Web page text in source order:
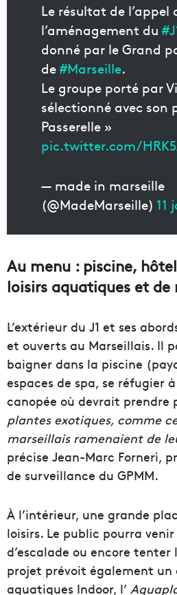
Le résultat de l’appel
l’aménagement du
donné par le Grand
de#Marseille.
Le groupe porté par
sélectionné avec son
Passerelle »
pic.twitter.com/
— made in marseille
(@MadeMarseille) 11
Au menu : piscine,
loisirs aquatiques et
L’extérieur du J1 et ses
et ouverts au Marseillais. Il
baigner dans la piscine
espaces de spa, se réfugier
canopée où devrait prendre
plantes exotiques, comme
marseillais ramenaient de
précise Jean-Marc Forneri,
de surveillance du GPMM.
À l’intérieur, une grande
loisirs. Le public pourra
d’escalade ou encore tenter
projet prévoit également un
aquatiques Indoor, l’